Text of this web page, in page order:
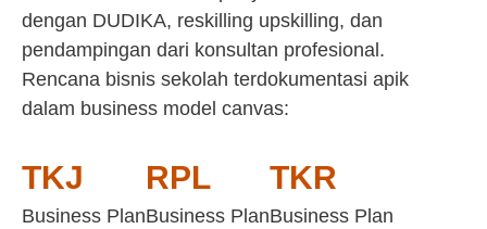
dengan DUDIKA, reskilling upskilling, dan
pendampingan dari konsultan profesional.
Rencana bisnis sekolah terdokumentasi apik
dalam business model canvas:
TKJ
Business Plan
RPL
Business Plan
TKR
Business Plan